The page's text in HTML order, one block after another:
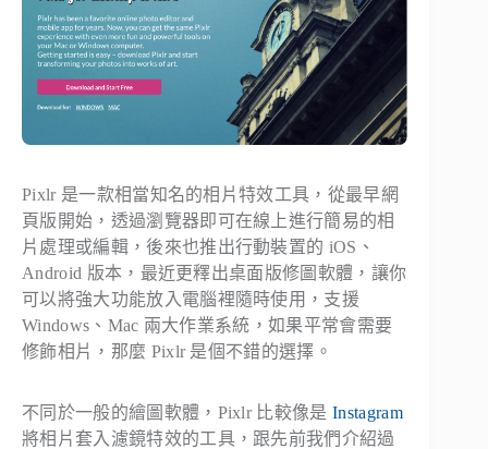
Pixlr 是一款相當知名的相片特效工具，從最早網
頁版開始，透過瀏覽器即可在線上進行簡易的相
片處理或編輯，後來也推出行動裝置的 iOS、
Android 版本，最近更釋出桌面版修圖軟體，讓你
可以將強大功能放入電腦裡隨時使用，支援
Windows、Mac 兩大作業系統，如果平常會需要
修飾相片，那麼 Pixlr 是個不錯的選擇。
不同於一般的繪圖軟體，Pixlr 比較像是Instagram
將相片套入濾鏡特效的工具，跟先前我們介紹過